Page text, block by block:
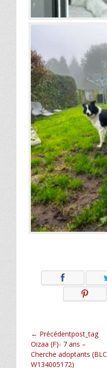
Navigation
de
l’article
← Précédentpost_tag
Article
précédent :
Oizaa (F)- 7 ans –
Cherche adoptants (BLC
W134005172)